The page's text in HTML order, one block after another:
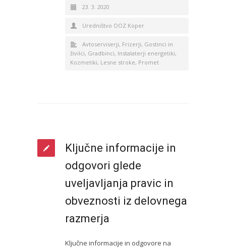
23. 3. 2020
Uredništvo OOZ Koper
Avtoserviserji, Frizerji, Gostinci in
živilci, Gradbinci, Instalaterji energetiki,
Kozmetiki, Lesne stroke, Promet
Ključne informacije in
odgovori glede
uveljavljanja pravic in
obveznosti iz delovnega
razmerja
Ključne informacije in odgovore na